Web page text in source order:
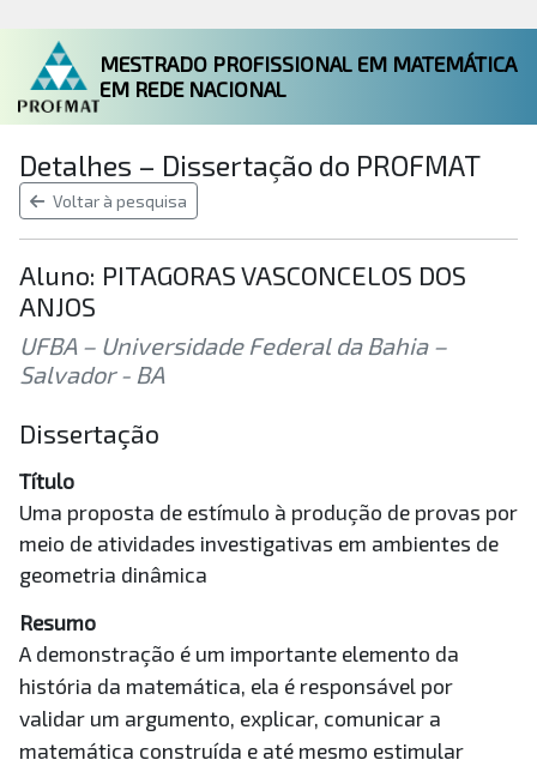
MESTRADO PROFISSIONAL EM MATEMÁTICA
EM REDE NACIONAL
Detalhes – Dissertação do PROFMAT
Voltar à pesquisa
Aluno: PITAGORAS VASCONCELOS DOS
ANJOS
UFBA – Universidade Federal da Bahia –
Salvador - BA
Dissertação
Título
Uma proposta de estímulo à produção de provas por
meio de atividades investigativas em ambientes de
geometria dinâmica
Resumo
A demonstração é um importante elemento da
história da matemática, ela é responsável por
validar um argumento, explicar, comunicar a
matemática construída e até mesmo estimular